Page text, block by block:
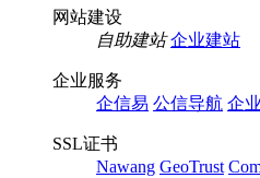
网站建设
自助建站 企业建站
企业服务
企信易 公信导航 企
SSL证书
Nawang GeoTrust